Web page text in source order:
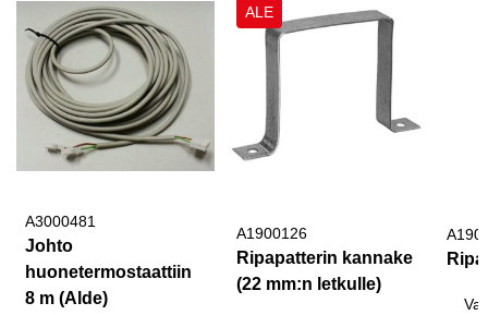
A3000481
Johto
huonetermostaattiin
8 m (Alde)
ALE
A1900126
Ripapatterin kannake
(22 mm:n letkulle)